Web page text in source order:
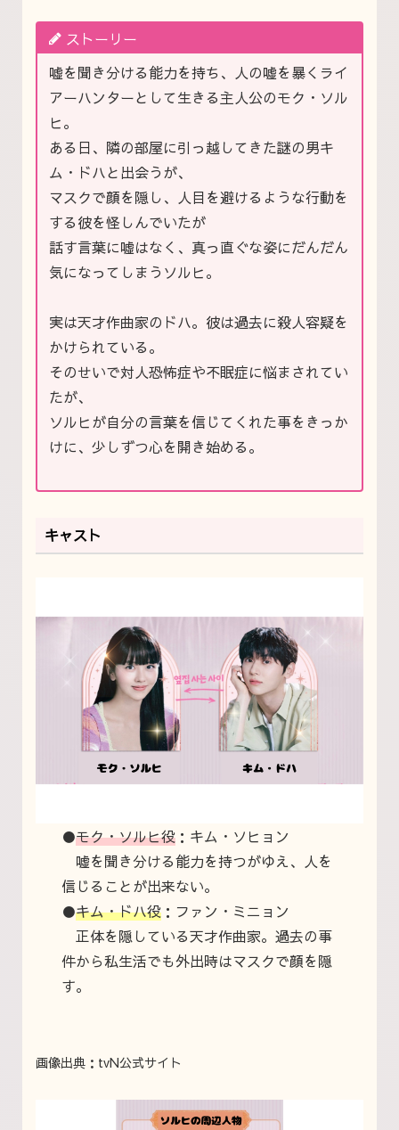
ストーリー
嘘を聞き分ける能力を持ち、人の嘘を暴くライ
アーハンターとして生きる主人公のモク・ソル
ヒ。
ある日、隣の部屋に引っ越してきた謎の男キ
ム・ドハと出会うが、
マスクで顔を隠し、人目を避けるような行動を
する彼を怪しんでいたが
話す言葉に嘘はなく、真っ直ぐな姿にだんだん
気になってしまうソルヒ。
実は天才作曲家のドハ。彼は過去に殺人容疑を
かけられている。
そのせいで対人恐怖症や不眠症に悩まされてい
たが、
ソルヒが自分の言葉を信じてくれた事をきっか
けに、少しずつ心を開き始める。
キャスト
●モク・ソルヒ役 ：キム・ソヒョン
嘘を聞き分ける能力を持つがゆえ、人を
信じることが出来ない。
●キム・ドハ役 ：ファン・ミニョン
正体を隠している天才作曲家。過去の事
件から私生活でも外出時はマスクで顔を隠
す。
画像出典 ：tvN公式サイト